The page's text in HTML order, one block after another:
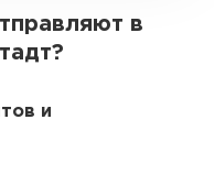
в
и